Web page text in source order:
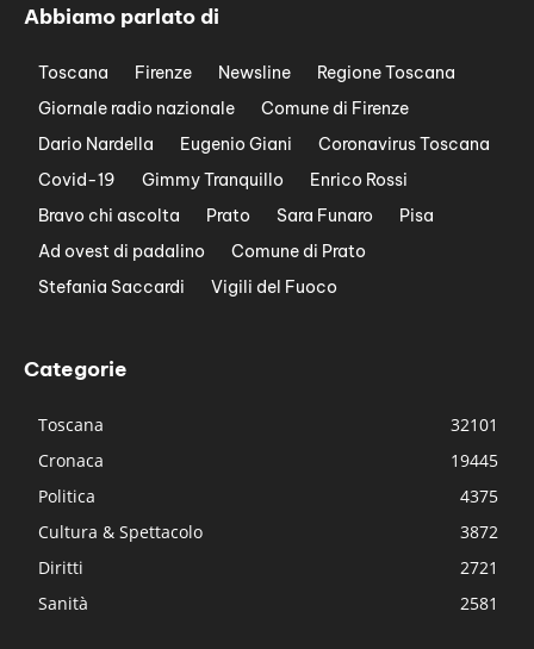
Abbiamo parlato di
Toscana Firenze Newsline
Regione Toscana
Giornale radio nazionale
Comune di Firenze
Dario Nardella
Eugenio Giani
Coronavirus Toscana
Covid-19
Gimmy Tranquillo
Enrico Rossi
Bravo chi ascolta
Prato Sara Funaro
Pisa
Ad ovest di padalino
Comune di Prato
Stefania Saccardi
Vigili del Fuoco
Categorie
Toscana
32101
Cronaca
19445
Politica
4375
Cultura & Spettacolo
3872
Diritti
2721
Sanità
2581